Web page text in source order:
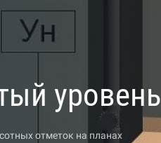
уровень
отметок на планах